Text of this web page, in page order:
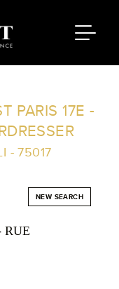
PARIS 17E -
- 75017
NEW SEARCH
RUE